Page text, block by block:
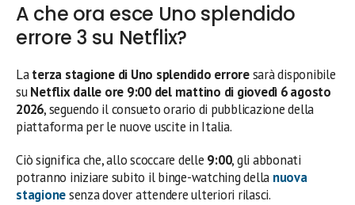
A che ora esce Uno splendido
errore 3 su Netflix?
Laterza stagione di Uno splendido erroresarà disponibile
suNetflix dalle ore 9:00 del mattino di giovedì 6 agosto
2026, seguendo il consueto orario di pubblicazione della
piattaforma per le nuove uscite in Italia.
Ciò significa che, allo scoccare delle 9:00, gli abbonati
potranno iniziare subito il binge-watching della nuova
stagionesenza dover attendere ulteriori rilasci.